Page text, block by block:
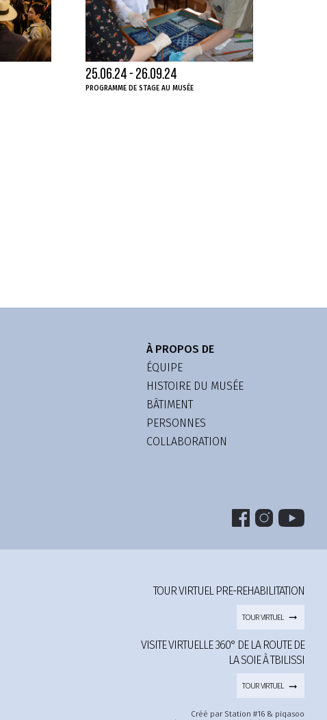
25.06.24 - 26.09.24
PROGRAMME DE STAGE AU MUSÉE
À PROPOS DE
ÉQUIPE
HISTOIRE DU MUSÉE
BÂTIMENT
PERSONNES
COLLABORATION
TOUR VIRTUEL PRE-REHABILITATION
TOUR VIRTUEL
VISITE VIRTUELLE 360° DE LA ROUTE DE
LA SOIE À TBILISSI
TOUR VIRTUEL
Créé par Station #16 & piqasoo